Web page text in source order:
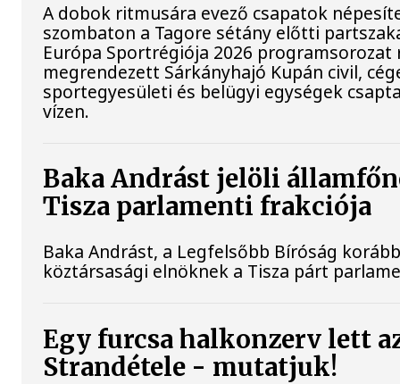
A dobok ritmusára evező csapatok
szombaton a Tagore sétány előtti
Európa Sportrégiója 2026 programsorozat
megrendezett Sárkányhajó Kupán civil,
sportegyesületi és belügyi egységek
vízen.
Baka Andrást jelöli
Tisza parlamenti frakciója
Baka Andrást, a Legfelsőbb Bíróság
köztársasági elnöknek a Tisza párt
Egy furcsa halkonzerv lett
Strandétele - mutatjuk!